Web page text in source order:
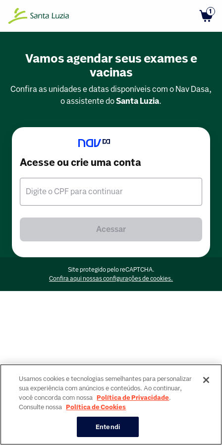
1
Vamos agendar seus exames e
vacinas
Confira as unidades e datas disponíveis com o Nav Dasa,
o assistente doSanta Luzia.
Acesse ou crie uma conta
Digite o CPF para continuar
Acessar
Site protegido pelo reCAPTCHA.
Confira aqui nossas configurações de cookies.
Usamos cookies e tecnologias semelhantes para personalizar
sua experiência com anúncios e conteúdos. Ao continuar,
você concorda com nossa Política de Privacidade.
Consulte nossa Política de Cookies
Entendi